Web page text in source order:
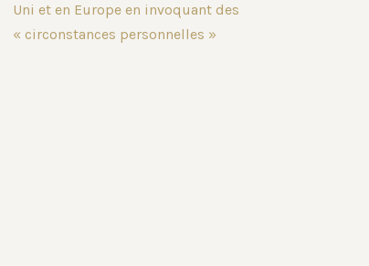
Uni et en Europe en invoquant des
« circonstances personnelles »